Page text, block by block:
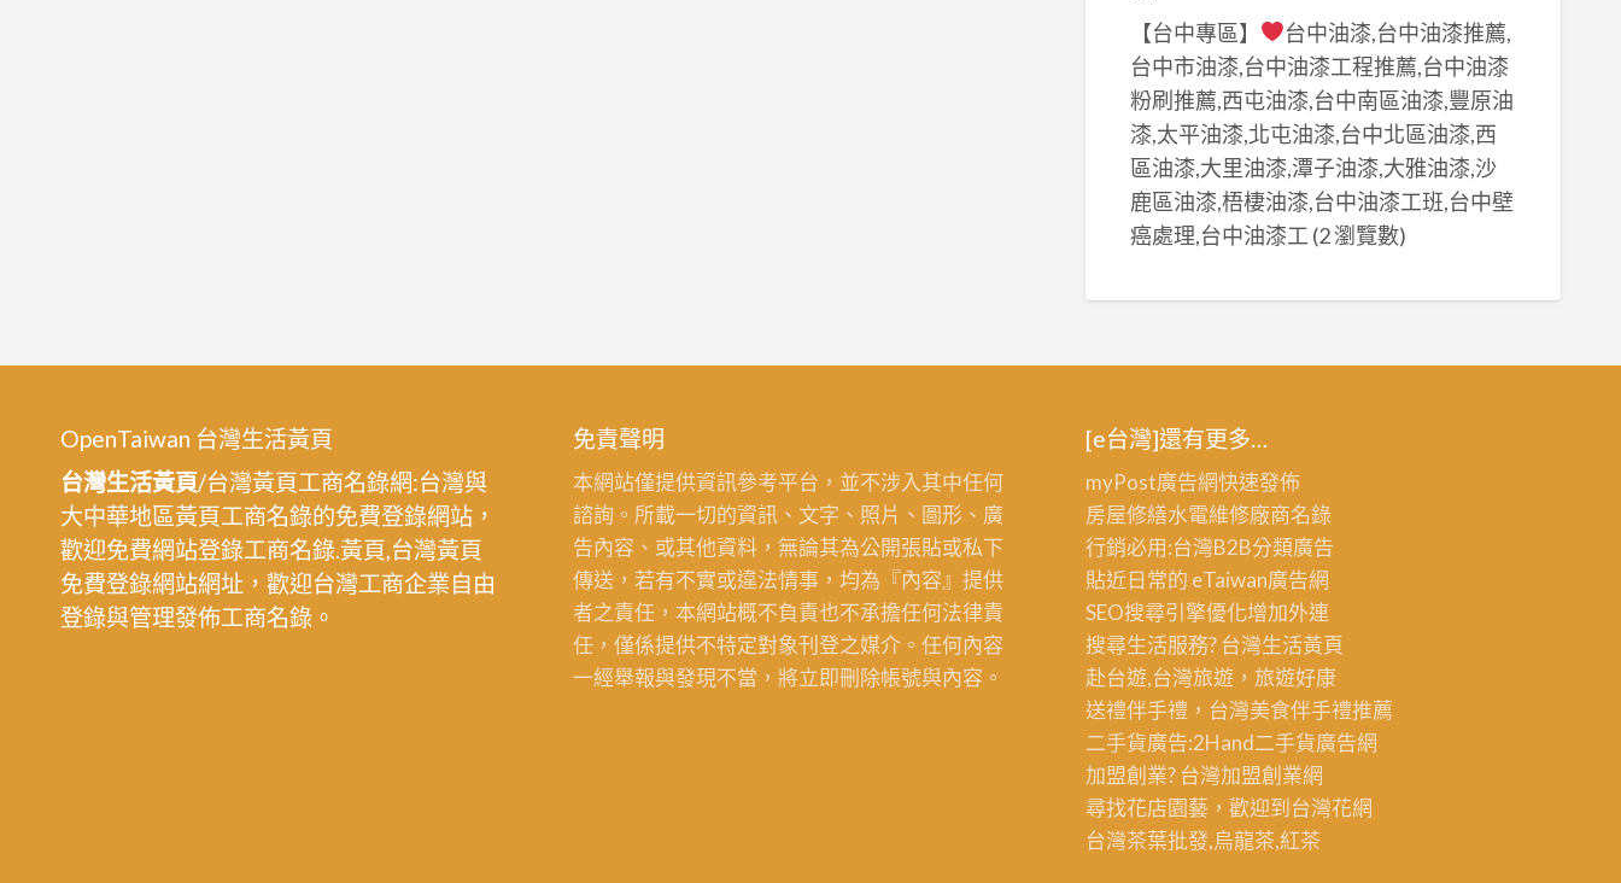
【台中專區】
台中油漆,台中油漆推薦,
台中市油漆,台中油漆工程推薦,台中油漆
粉刷推薦,西屯油漆,台中南區油漆,豐原油
漆,太平油漆,北屯油漆,台中北區油漆,西
區油漆,大里油漆,潭子油漆,大雅油漆,沙
鹿區油漆,梧棲油漆,台中油漆工班,台中壁
癌處理,台中油漆工 (2 瀏覽數)
OpenTaiwan 台灣生活黃頁
台灣生活黃頁/台灣黃頁工商名錄網:台灣與
大中華地區黃頁工商名錄的免費登錄網站，
歡迎免費網站登錄工商名錄.黃頁,台灣黃頁
免費登錄網站網址，歡迎台灣工商企業自由
登錄與管理發佈工商名錄。
免責聲明
本網站僅提供資訊參考平台，並不涉入其中任何
諮詢。所載一切的資訊、文字、照片、圖形、廣
告內容、或其他資料，無論其為公開張貼或私下
傳送，若有不實或違法情事，均為『內容』提供
者之責任，本網站概不負責也不承擔任何法律責
任，僅係提供不特定對象刊登之媒介。任何內容
一經舉報與發現不當，將立即刪除帳號與內容。
[e台灣]還有更多…
myPost廣告網快速發佈
房屋修繕水電維修廠商名錄
行銷必用:台灣B2B分類廣告
貼近日常的 eTaiwan廣告網
SEO搜尋引擎優化增加外連
搜尋生活服務? 台灣生活黃頁
赴台遊,台灣旅遊 ，旅遊好康
送禮伴手禮，台灣美食伴手禮推薦
二手貨廣告:2Hand二手貨廣告網
加盟創業? 台灣加盟創業網
尋找花店園藝，歡迎到台灣花網
台灣茶葉批發,烏龍茶,紅茶